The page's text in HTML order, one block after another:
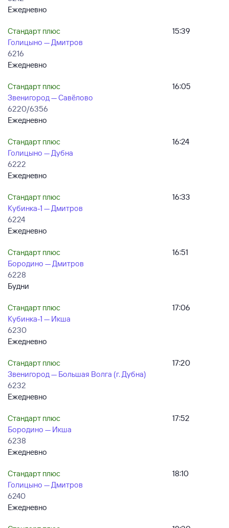
Ежедневно
Стандарт плюс
Голицыно — Дмитров
6216
Ежедневно
15:39
Стандарт плюс
Звенигород — Савёлово
6220/6356
Ежедневно
16:05
Стандарт плюс
Голицыно — Дубна
6222
Ежедневно
16:24
Стандарт плюс
Кубинка-1 — Дмитров
6224
Ежедневно
16:33
Стандарт плюс
Бородино — Дмитров
6228
Будни
16:51
Стандарт плюс
Кубинка-1 — Икша
6230
Ежедневно
17:06
Стандарт плюс
Звенигород — Большая Волга (г. Дубна)
6232
Ежедневно
17:20
Стандарт плюс
Бородино — Икша
6238
Ежедневно
17:52
Стандарт плюс
Голицыно — Дмитров
6240
Ежедневно
18:10